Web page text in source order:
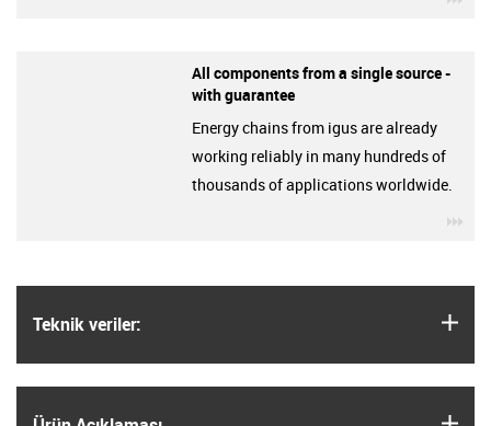
Teknik veriler:
All components from a single source -
with guarantee
Energy chains from igus are already
working reliably in many hundreds of
thousands of applications worldwide.